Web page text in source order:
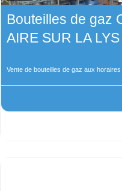
Bouteilles de gaz
AIRE SUR LA LYS
Vente de bouteilles de gaz aux